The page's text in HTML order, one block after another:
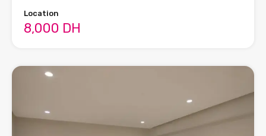
Location
8,000 DH